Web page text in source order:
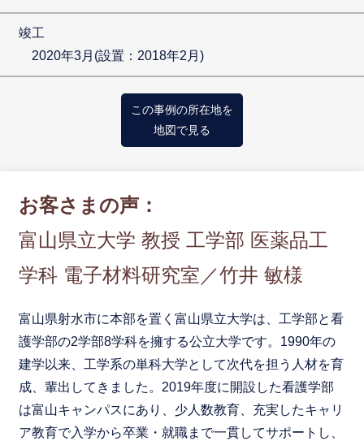
竣工
2020年3月(設置：2018年2月)
この事例の所在地を
地図で見る
お客さまの声：
富山県立大学 教授 工学部 医薬品工
学科 電子材料研究室／竹井 敏様
富山県射水市に本部を置く富山県立大学は、工学部と看
護学部の2学部8学科を擁する公立大学です。1990年の
建学以来、工学系の単科大学として次代を担う人材を育
成、輩出してきました。2019年度に開設した看護学部
は富山キャンパスにあり、少人数教育、充実したキャリ
ア教育で入学から卒業・就職まで一貫してサポートし、